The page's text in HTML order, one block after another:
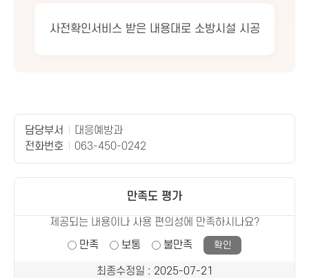
사전확인서비스 받은 내용대로 소방시설 시공
담당부서
대응예방과
전화번호
063-450-0242
만족도 평가
제공되는 내용이나 사용 편의성에 만족하시나요?
만족
보통 불만족
최종수정일 : 2025-07-21